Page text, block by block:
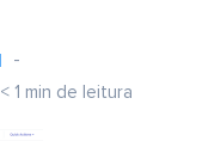
< 1 min de leitura